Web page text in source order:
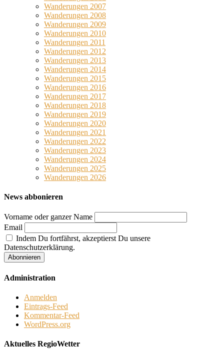
Wanderungen 2007
Wanderungen 2008
Wanderungen 2009
Wanderungen 2010
Wanderungen 2011
Wanderungen 2012
Wanderungen 2013
Wanderungen 2014
Wanderungen 2015
Wanderungen 2016
Wanderungen 2017
Wanderungen 2018
Wanderungen 2019
Wanderungen 2020
Wanderungen 2021
Wanderungen 2022
Wanderungen 2023
Wanderungen 2024
Wanderungen 2025
Wanderungen 2026
News abbonieren
Vorname oder ganzer Name
Email
Indem Du fortfährst, akzeptierst Du unsere
Datenschutzerklärung.
Administration
Anmelden
Eintrags-Feed
Kommentar-Feed
WordPress.org
Aktuelles RegioWetter